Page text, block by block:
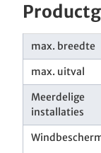
max. breedte
max. uitval
Meerdelige
installaties